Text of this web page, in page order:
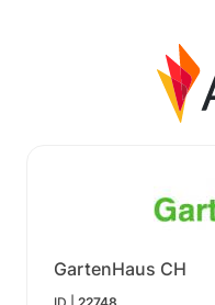
GartenHaus CH